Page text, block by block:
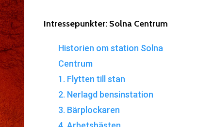
Intressepunkter: Solna Centrum
Historien om station Solna
Centrum
1. Flytten till stan
2. Nerlagd bensinstation
3. Bärplockaren